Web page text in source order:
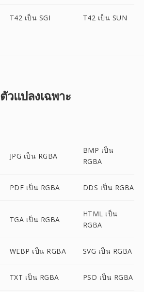
T42 เป็น SGI T42 เป็น SUN
ตัวแปลงเฉพาะ
JPG เป็น RGBA
BMP เป็น
RGBA
PDF เป็น RGBA DDS เป็น RGBA
TGA เป็น RGBA
HTML เป็น
RGBA
WEBP เป็น RGBA SVG เป็น RGBA
TXT เป็น RGBA PSD เป็น RGBA